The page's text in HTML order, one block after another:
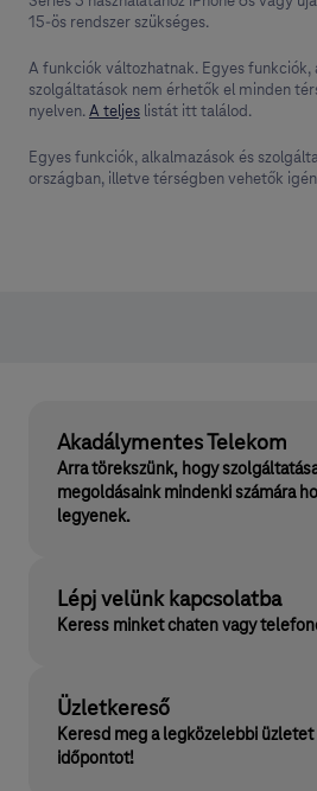
15-ös rendszer szükséges.
A funkciók változhatnak. Egyes funkciók,
szolgáltatások nem érhetők el minden
nyelven. A teljes listát itt találod.
Egyes funkciók, alkalmazások és
országban, illetve térségben vehetők
Akadálymentes Telekom
Arra törekszünk, hogy
megoldásaink mindenki számára
legyenek.
Lépj velünk kapcsolatba
Keress minket chaten vagy
Üzletkereső
Keresd meg a legközelebbi
időpontot!